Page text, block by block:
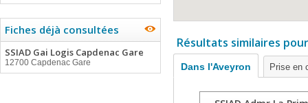
Fiches déjà consultées
SSIAD Gai Logis Capdenac Gare
12700 Capdenac Gare
Résultats similaires
Dans l'Aveyron Prise en